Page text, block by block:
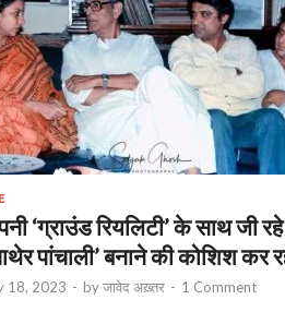
‘ग्राउंड रियलिटी’ के साथ जी
पांचाली’ बनाने की कोशिश कर
18, 2023 - byजावेद अख़्तर - 1 Comment